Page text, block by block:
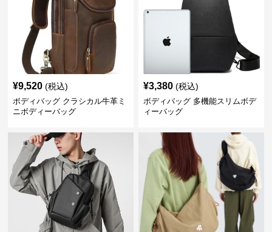
¥9,520 (税込)
ボディバッグ クラシカル牛革ミ
ニボディーバッグ
¥3,380 (税込)
ボディバッグ 多機能スリムボデ
ィーバッグ